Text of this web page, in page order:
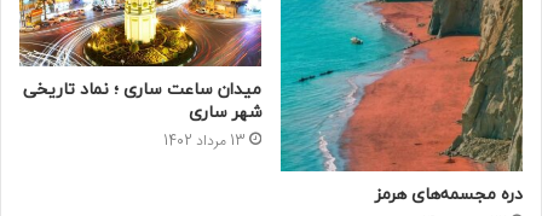
دره مجسمه‌های هرمز
میدان ساعت ساری ؛ نماد تاریخی
شهر ساری
13 مرداد 1402